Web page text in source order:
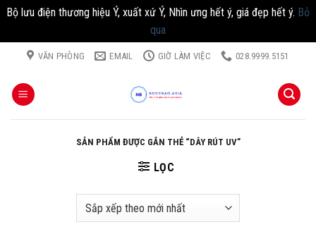
Bộ lưu điện thương hiệu Ý, xuất xứ Ý, Nhìn ưng hết ý, giá đẹp hết ý. Bỏ
qua
Chuyển
dung
VĂN PHÒNG EMAIL GIỜ LÀM VIỆC 028.9999.5151
SẢN PHẨM ĐƯỢC GẮN THẺ “DÂY RÚT UV”
LỌC